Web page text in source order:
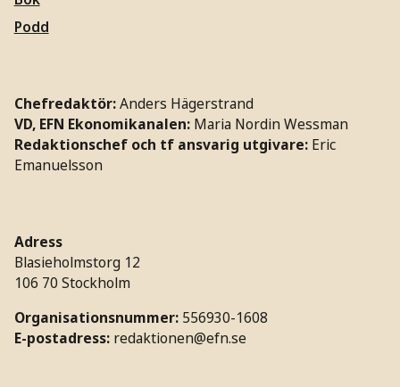
Podd
Chefredaktör:Anders Hägerstrand
VD, EFN Ekonomikanalen: Maria Nordin Wessman
Redaktionschef och tf ansvarig utgivare: Eric
Emanuelsson
Adress
Blasieholmstorg 12
106 70 Stockholm
Organisationsnummer: 556930-1608
E-postadress: redaktionen@efn.se